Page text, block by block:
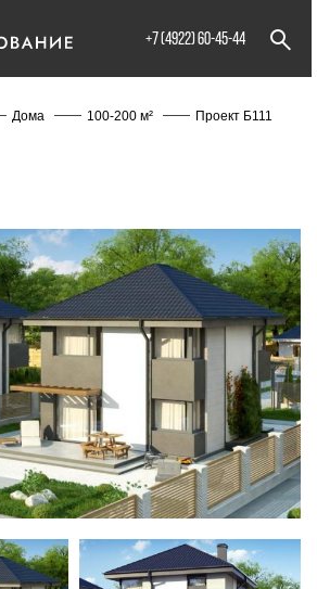
info@XXX.ru
+7 (4922) 60-45-44
Дома 100-200 м² Проект Б111